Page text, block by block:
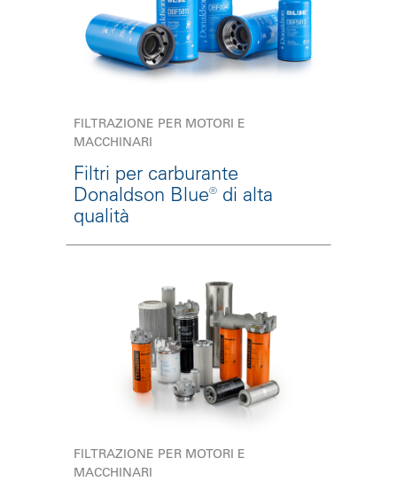
FILTRAZIONE PER MOTORI E
MACCHINARI
Filtri per carburante
Donaldson Blue® di alta
qualità
FILTRAZIONE PER MOTORI E
MACCHINARI